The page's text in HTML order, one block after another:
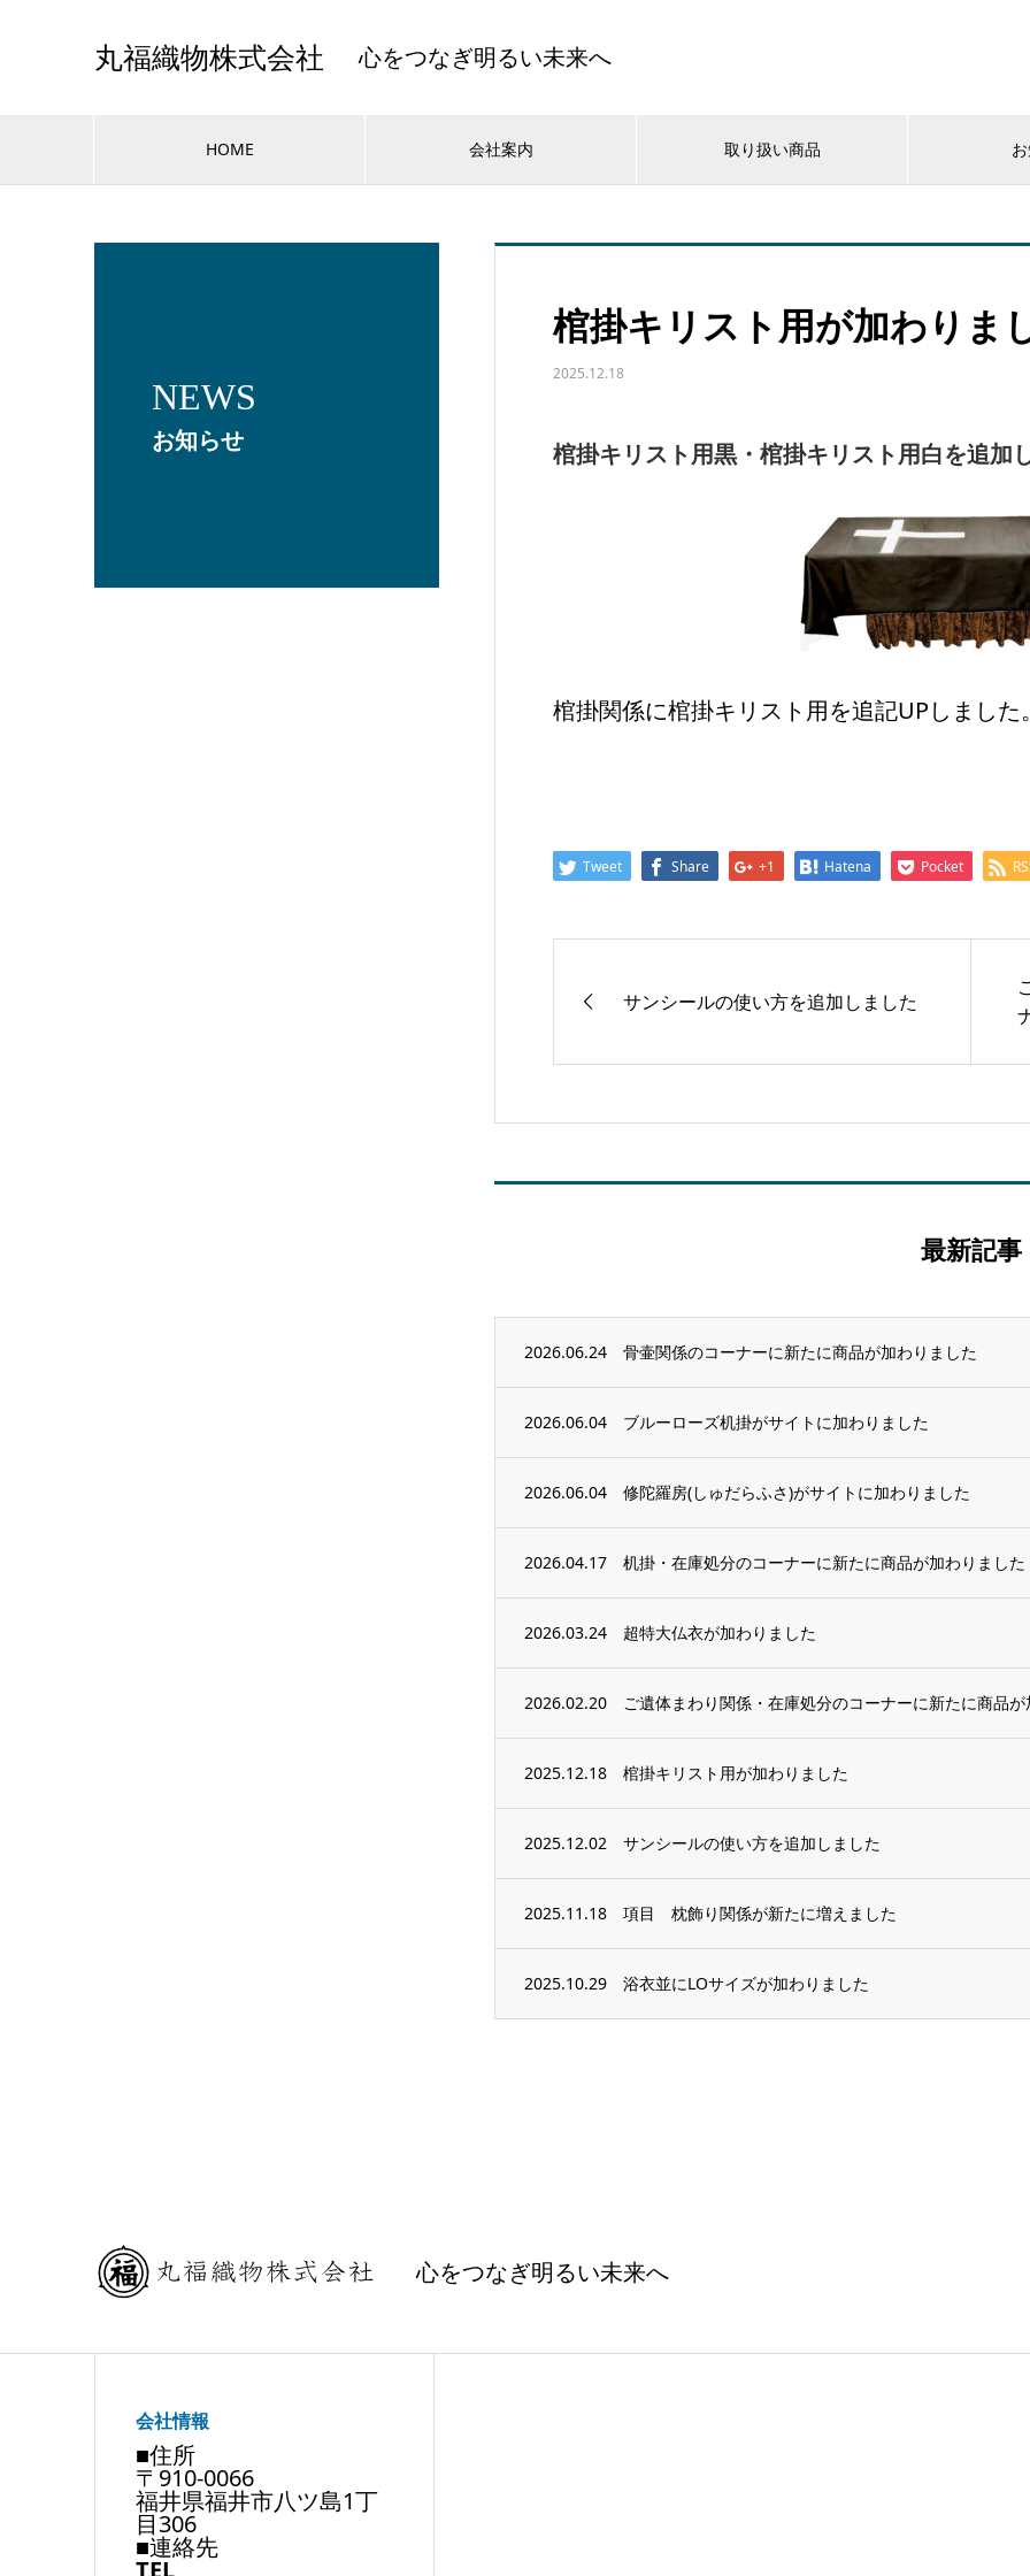
丸福織物株式会社 心をつなぎ明るい未来へ
HOME 会社案内 取り扱い商品
NEWS
お知らせ
棺掛キリスト用が加わりま
2025.12.18
棺掛キリスト用黒・棺掛キリスト用白を追加
棺掛関係に棺掛キリスト用を追記UPしました
Tweet Share +1 Hatena Pocket
サンシールの使い方を追加しました
最新記事
2026.06.24 骨壷関係のコーナーに新たに商品が加わりました
2026.06.04 ブルーローズ机掛がサイトに加わりました
2026.06.04 修陀羅房(しゅだらふさ)がサイトに加わりました
2026.04.17 机掛・在庫処分のコーナーに新たに商品が加わりました
2026.03.24 超特大仏衣が加わりました
2026.02.20 ご遺体まわり関係・在庫処分のコーナーに新たに商品
2025.12.18 棺掛キリスト用が加わりました
2025.12.02 サンシールの使い方を追加しました
2025.11.18 項目 枕飾り関係が新たに増えました
2025.10.29 浴衣並にLOサイズが加わりました
心をつなぎ明るい未来へ
会社情報
■住所
〒910-0066
福井県福井市八ツ島1丁
目306
■連絡先
TEL